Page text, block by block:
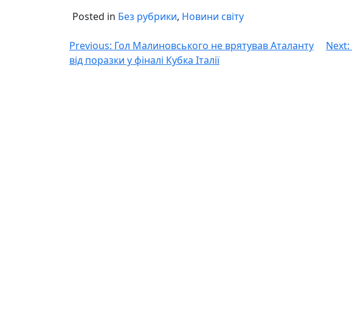
Posted in Без рубрики, Новини світу
Навігація
записів
Previous: Гол Малиновського не врятував Аталанту
від поразки у фіналі Кубка Італії
Next: